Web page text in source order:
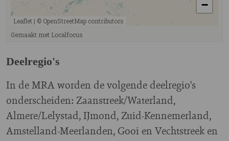
Deelregio's
In de MRA worden de volgende deelregio's
onderscheiden: Zaanstreek/Waterland,
Almere/Lelystad, IJmond, Zuid-Kennemerland,
Amstelland-Meerlanden, Gooi en Vechtstreek en